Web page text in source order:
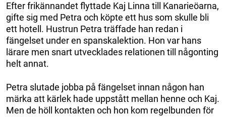
Efter frikännandet flyttade Kaj Linna till Kanarieöarna,
gifte sig med Petra och köpte ett hus som skulle bli
ett hotell. Hustrun Petra träffade han redan i
fängelset under en spanskalektion. Hon var hans
lärare men snart utvecklades relationen till någonting
helt annat.
Petra slutade jobba på fängelset innan någon han
märka att kärlek hade uppstått mellan henne och Kaj.
Men de höll kontakten och hon kom regelbunden för